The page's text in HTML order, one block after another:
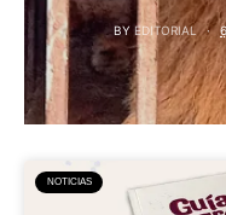
BY EDITORIAL
NOTICIAS